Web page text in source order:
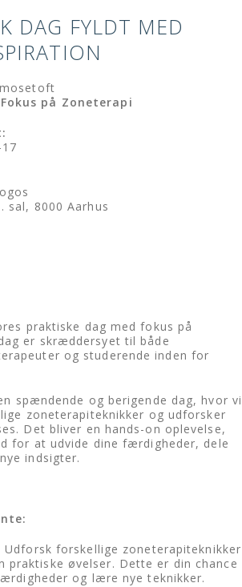
DAG FYLDT MED
på Zoneterapi
sal, 8000 Aarhus
praktiske dag med fokus på
er skræddersyet til både
og studerende inden for
spændende og berigende dag, hvor vi
zoneterapiteknikker og udforsker
Det bliver en hands-on oplevelse,
for at udvide dine færdigheder, dele
indsigter.
Udforsk forskellige zoneterapiteknikker
praktiske øvelser. Dette er din chance
og lære nye teknikker.